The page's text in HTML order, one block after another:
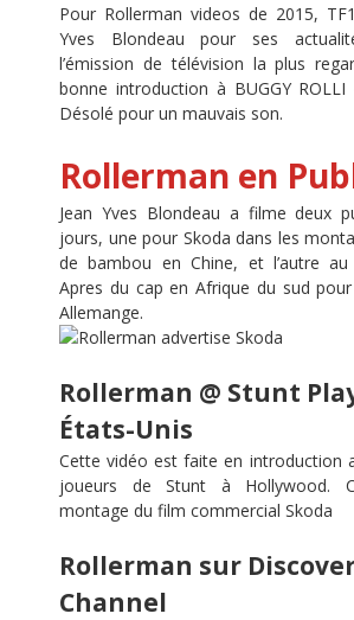
Pour Rollerman videos de 2015,
Yves Blondeau pour ses
l’émission de télévision la plus
bonne introduction à BUGGY ROLLI
Désolé pour un mauvais son.
Rollerman en
Jean Yves Blondeau a filme deux
jours, une pour Skoda dans les
de bambou en Chine, et l’autre
Apres du cap en Afrique du sud
Allemange.
Rollerman @ Stunt
États-Unis
Cette vidéo est faite en introduction
joueurs de Stunt à Hollywood.
montage du film commercial Skoda
Rollerman sur
Channel